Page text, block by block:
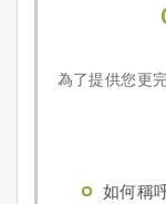
為了提供您更
如何稱